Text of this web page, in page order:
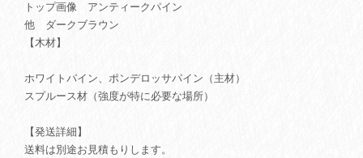
トップ画像 アンティークパイン
他 ダークブラウン
【木材】
ホワイトパイン、ポンデロッサパイン（主材）
スプルース材（強度が特に必要な場所）
【発送詳細】
送料は別途お見積もりします。